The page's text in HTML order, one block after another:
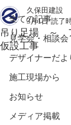
全ての記事
見学会・相談会
デザイナーだよ
施工現場から
お知らせ
メディア掲載
吊り足場 ～
仮設工事
久保田建設
3月1日 読了